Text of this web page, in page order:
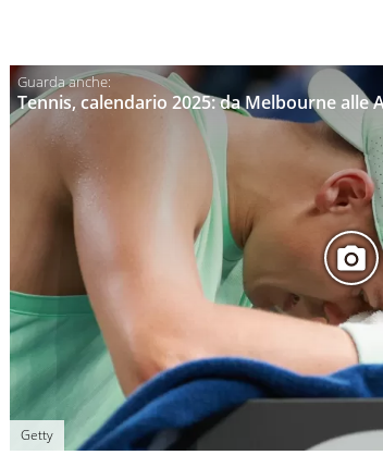
Tennis, calendario 2025: da Melbourne alle
Getty